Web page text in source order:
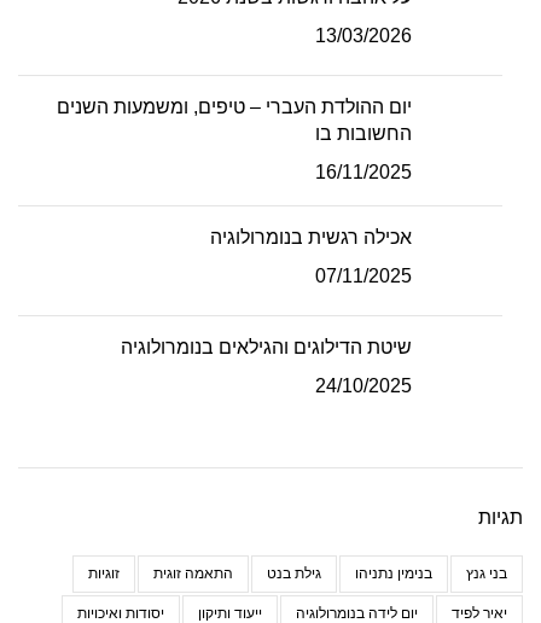
13/03/2026
יום ההולדת העברי – טיפים, ומשמעות השנים
החשובות בו
16/11/2025
אכילה רגשית בנומרולוגיה
07/11/2025
שיטת הדילוגים והגילאים בנומרולוגיה
24/10/2025
תגיות
בני גנץ בנימין נתניהו גילת בנט התאמה זוגית זוגיות
יאיר לפיד יום לידה בנומרולוגיה ייעוד ותיקון יסודות ואיכויות